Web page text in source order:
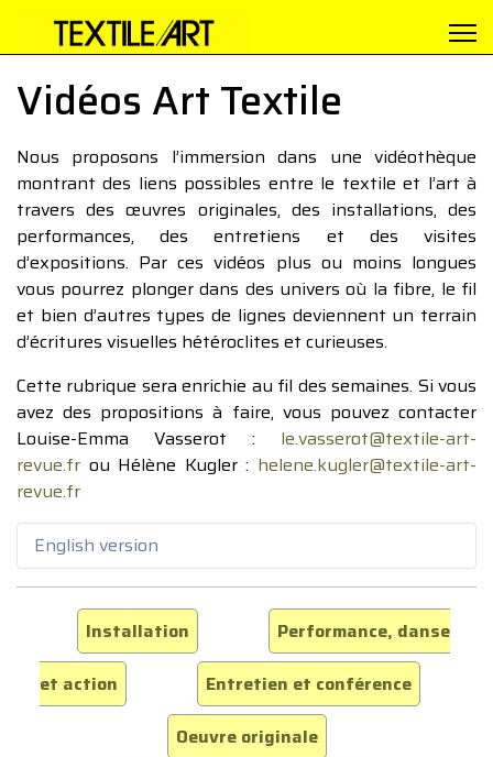
Vidéos Art Textile
Nous proposons l’immersion dans une vidéothèque
montrant des liens possibles entre le textile et l’art à
travers des œuvres originales, des installations, des
performances, des entretiens et des visites
d’expositions. Par ces vidéos plus ou moins longues
vous pourrez plonger dans des univers où la fibre, le fil
et bien d’autres types de lignes deviennent un terrain
d’écritures visuelles hétéroclites et curieuses.
Cette rubrique sera enrichie au fil des semaines. Si vous
avez des propositions à faire, vous pouvez contacter
Louise-Emma Vasserot : le.vasserot@textile-art-
revue.fr ou Hélène Kugler : helene.kugler@textile-art-
revue.fr
English version
Installation
Performance, danse
et action
Entretien et conférence
Oeuvre originale